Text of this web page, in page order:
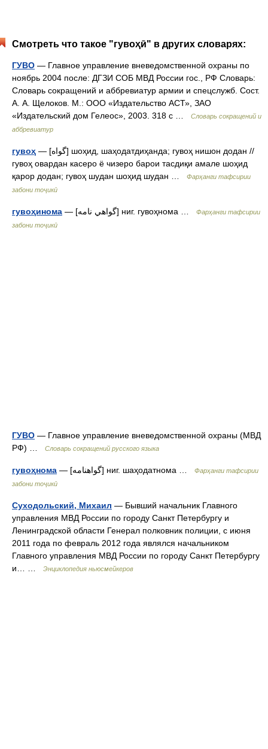
Смотреть что такое "гувоҳӣ" в других словарях:
ГУВО — Главное управление вневедомственной охраны по
ноябрь 2004 после: ДГЗИ СОБ МВД России гос., РФ Словарь:
Словарь сокращений и аббревиатур армии и спецслужб. Сост.
А. А. Щелоков. М.: ООО «Издательство АСТ», ЗАО
«Издательский дом Гелеос», 2003. 318 с …
Словарь сокращений и
аббревиатур
гувоҳ — [گواه] шоҳид, шаҳодатдиҳанда; гувоҳ нишон додан //
гувоҳ овардан касеро ё чизеро барои тасдиқи амале шоҳид
қарор додан; гувоҳ шудан шоҳид шудан …
Фарҳанги тафсирии
забони тоҷикӣ
гувоҳинома — [گواهي نامه] ниг. гувоҳнома …
Фарҳанги тафсирии
забони тоҷикӣ
ГУВО — Главное управление вневедомственной охраны (МВД
РФ) …
Словарь сокращений русского языка
гувоҳнома — [گواهنامه] ниг. шаҳодатнома …
Фарҳанги тафсирии
забони тоҷикӣ
Суходольский, Михаил — Бывший начальник Главного
управления МВД России по городу Санкт Петербургу и
Ленинградской области Генерал полковник полиции, с июня
2011 года по февраль 2012 года являлся начальником
Главного управления МВД России по городу Санкт Петербургу
и… …
Энциклопедия ньюсмейкеров